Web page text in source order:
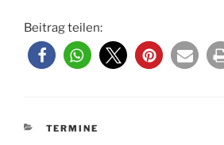
Beitrag teilen:
KATEGORIEN
TERMINE